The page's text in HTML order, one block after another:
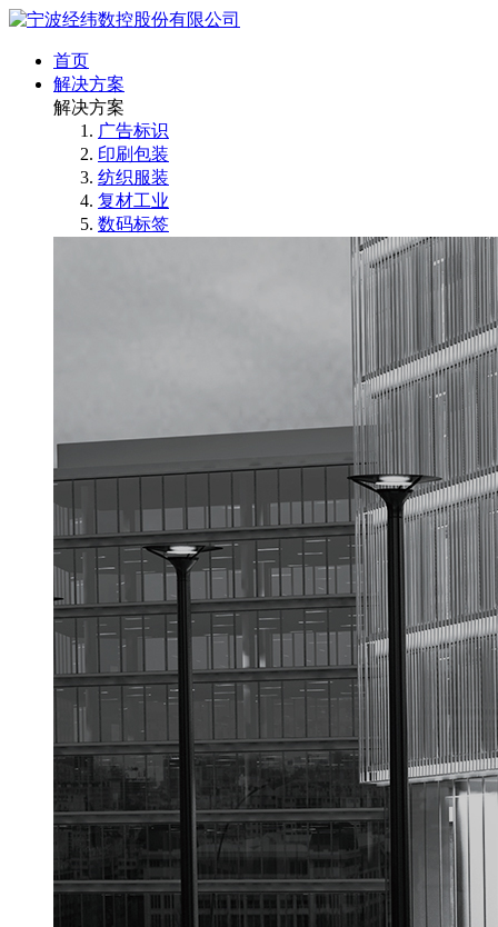
首页
解决方案
解决方案
广告标识
印刷包装
纺织服装
复材工业
数码标签